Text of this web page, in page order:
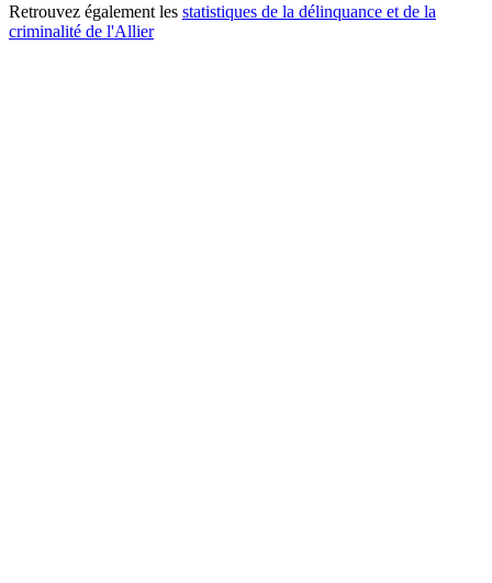
Retrouvez également les statistiques de la délinquance et de la
criminalité de l'Allier